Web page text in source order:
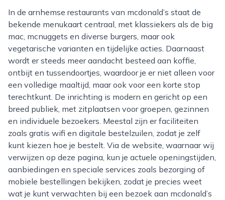
In de arnhemse restaurants van mcdonald’s staat de
bekende menukaart centraal, met klassiekers als de big
mac, mcnuggets en diverse burgers, maar ook
vegetarische varianten en tijdelijke acties. Daarnaast
wordt er steeds meer aandacht besteed aan koffie,
ontbijt en tussendoortjes, waardoor je er niet alleen voor
een volledige maaltijd, maar ook voor een korte stop
terechtkunt. De inrichting is modern en gericht op een
breed publiek, met zitplaatsen voor groepen, gezinnen
en individuele bezoekers. Meestal zijn er faciliteiten
zoals gratis wifi en digitale bestelzuilen, zodat je zelf
kunt kiezen hoe je bestelt. Via de website, waarnaar wij
verwijzen op deze pagina, kun je actuele openingstijden,
aanbiedingen en speciale services zoals bezorging of
mobiele bestellingen bekijken, zodat je precies weet
wat je kunt verwachten bij een bezoek aan mcdonald’s